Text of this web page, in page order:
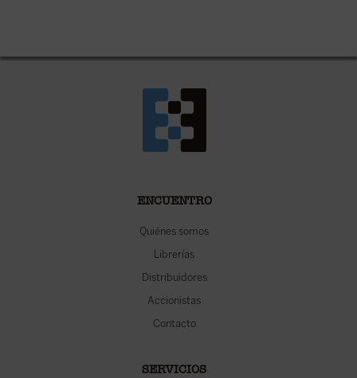
ENCUENTRO
Quiénes somos
Librerías
Distribuidores
Accionistas
Contacto
SERVICIOS